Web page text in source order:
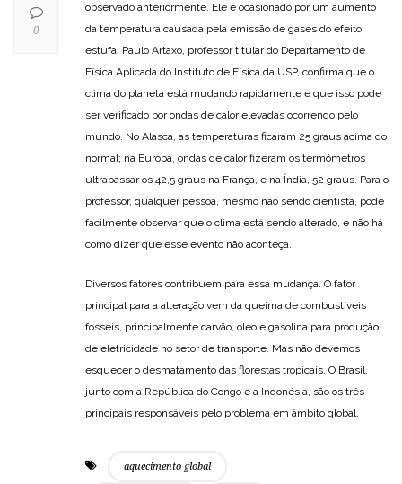
observado anteriormente. Ele é ocasionado por um aumento
da temperatura causada pela emissão de gases do efeito
estufa. Paulo Artaxo, professor titular do Departamento de
Física Aplicada do Instituto de Física da USP, confirma que o
clima do planeta está mudando rapidamente e que isso pode
ser verificado por ondas de calor elevadas ocorrendo pelo
mundo. No Alasca, as temperaturas ficaram 25 graus acima do
normal; na Europa, ondas de calor fizeram os termômetros
ultrapassar os 42,5 graus na França, e na Índia, 52 graus. Para o
professor, qualquer pessoa, mesmo não sendo cientista, pode
facilmente observar que o clima está sendo alterado, e não há
como dizer que esse evento não aconteça.
Diversos fatores contribuem para essa mudança. O fator
principal para a alteração vem da queima de combustíveis
fósseis, principalmente carvão, óleo e gasolina para produção
de eletricidade no setor de transporte. Mas não devemos
esquecer o desmatamento das florestas tropicais. O Brasil,
junto com a República do Congo e a Indonésia, são os três
principais responsáveis pelo problema em âmbito global.
aquecimento global
0